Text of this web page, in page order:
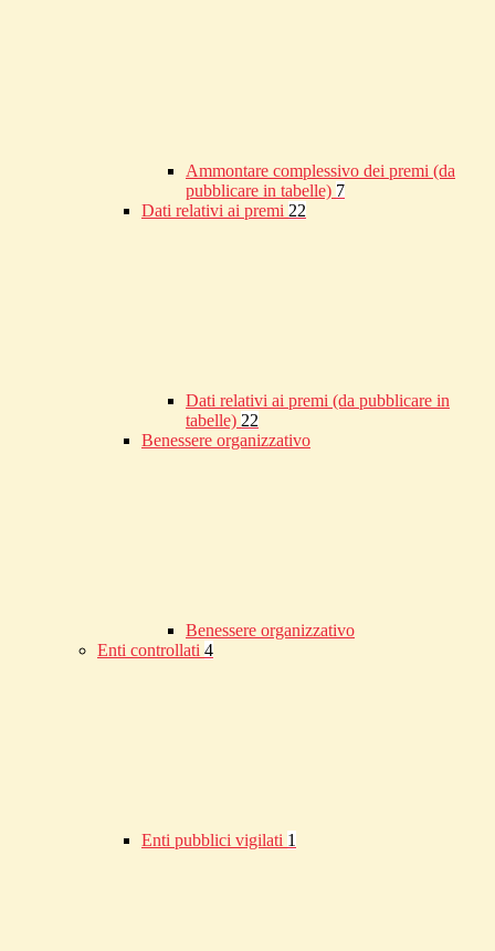
Ammontare complessivo dei premi (da
pubblicare in tabelle) 7
Dati relativi ai premi 22
Dati relativi ai premi (da pubblicare in
tabelle) 22
Benessere organizzativo
Benessere organizzativo
Enti controllati 4
Enti pubblici vigilati 1